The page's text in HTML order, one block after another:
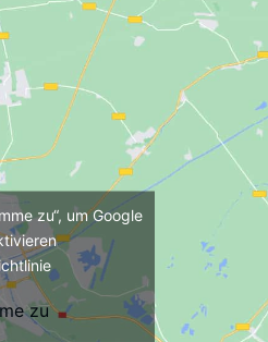
zu“, um Google
zu